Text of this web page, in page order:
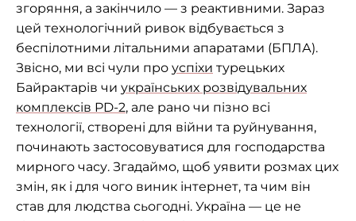
згоряння, а закінчило — з реактивними. Зараз
цей технологічний ривок відбувається з
беспілотними літальними апаратами (БПЛА).
Звісно, ми всі чули про успіхи турецьких
Байрактарів чи українських розвідувальних
комплексів PD-2, але рано чи пізно всі
технології, створені для війни та руйнування,
починають застосовуватися для господарства
мирного часу. Згадаймо, щоб уявити розмах цих
змін, як і для чого виник інтернет, та чим він
став для людства сьогодні. Україна — це не